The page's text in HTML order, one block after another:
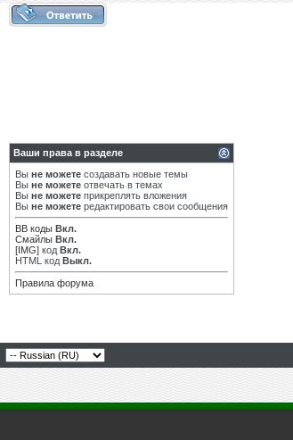
Ваши права в разделе
Вы не можете создавать новые темы
Вы не можете отвечать в темах
Вы не можете прикреплять вложения
Вы не можете редактировать свои сообщения
BB коды Вкл.
Смайлы Вкл.
[IMG] код Вкл.
HTML код Выкл.
Правила форума